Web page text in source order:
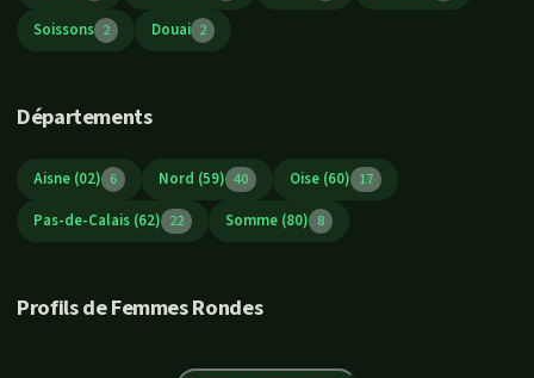
Soissons 2 Douai 2
Départements
Aisne (02) 6 Nord (59) 40 Oise (60) 17
Pas-de-Calais (62) 22 Somme (80) 8
Profils de Femmes Rondes